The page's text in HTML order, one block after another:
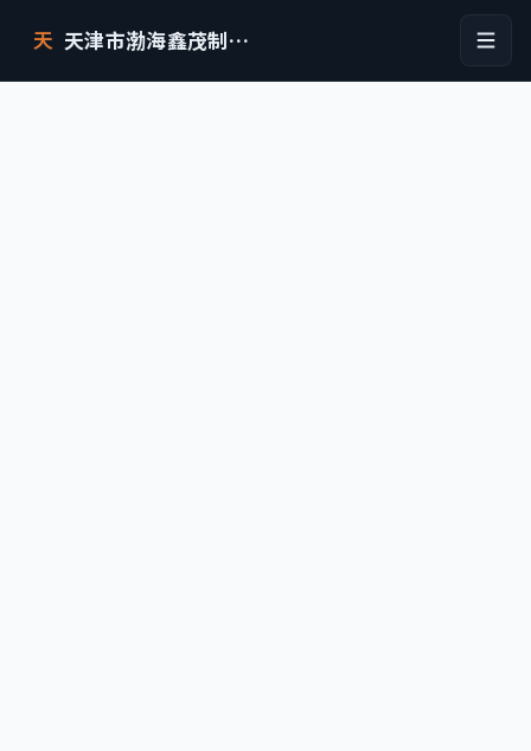
天 天津市渤海鑫茂制药设备有限公司